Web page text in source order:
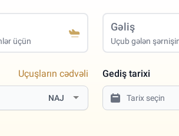
üçün
Gəliş
Uçub gələn
Uçuşların cədvəli
NAJ
Gediş tarixi